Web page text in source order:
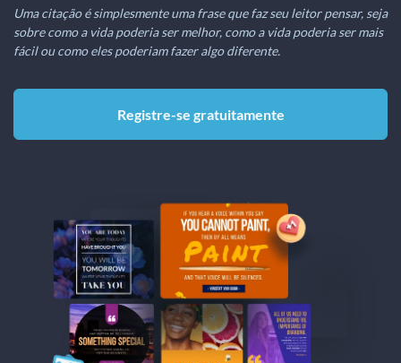
Uma citação é simplesmente uma frase que faz seu leitor pensar, seja
sobre como a vida poderia ser melhor, como a vida poderia ser mais
fácil ou como eles poderiam fazer algo diferente.
Registre-se gratuitamente